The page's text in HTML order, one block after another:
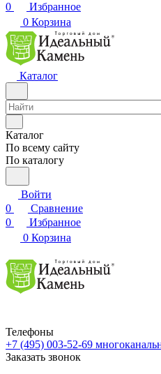
0
Избранное
0 Корзина
Каталог
Каталог
По всему сайту
По каталогу
Войти
0
Сравнение
0
Избранное
0 Корзина
Телефоны
+7 (495) 003-52-69
Заказать звонок